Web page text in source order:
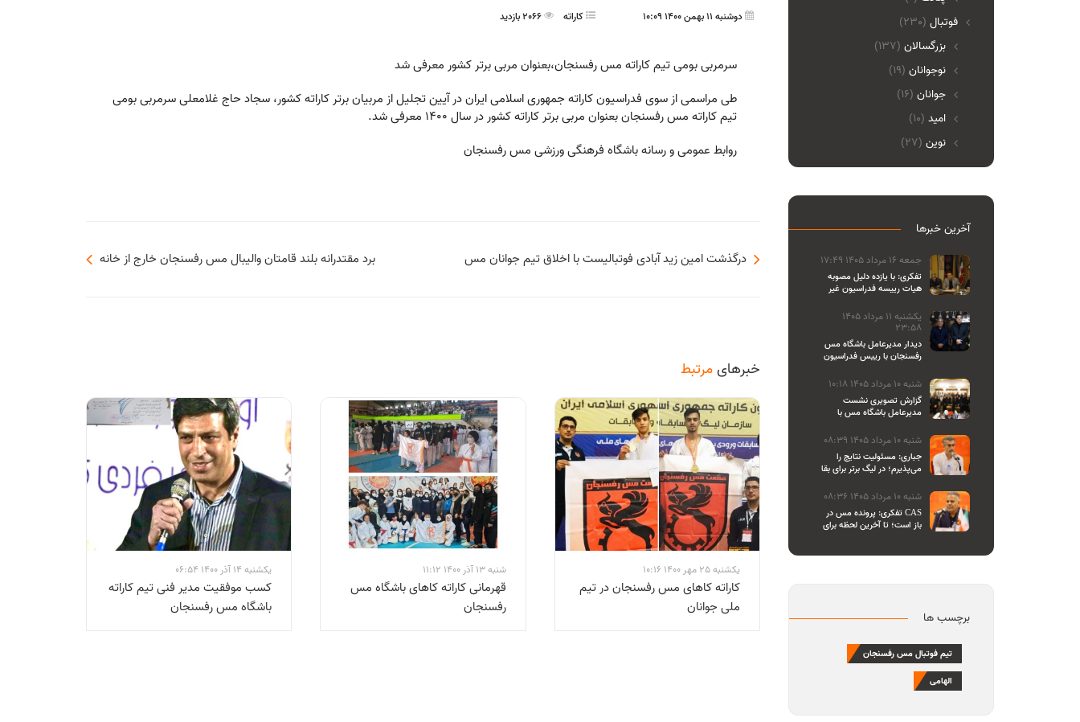
دوشنبه 11 بهمن 1400 10:09 کاراته 2066 بازدید
سرمربی بومی تيم كاراته مس رفسنجان،بعنوان مربی برتر كشور معرفی شد
طی مراسمی از سوی فدراسيون كاراته جمهوری اسلامی ايران در آيين تجليل از مربيان برتر كاراته كشور، سجاد حاج غلامعلی سرمربی بومی
تيم كاراته مس رفسنجان بعنوان مربی برتر كاراته كشور در سال 1400 معرفی شد.
روابط عمومی و رسانه باشگاه فرهنگی ورزشی مس رفسنجان
برد مقتدرانه بلند قامتان والیبال مس رفسنجان خارج از خانه درگذشت امین زید آبادی فوتبالیست با اخلاق تیم جوانان مس
خبرهایمرتبط
یکشنبه 25 مهر 1400 10:16
کاراته کاهای مس رفسنجان در تیم
ملی جوانان
شنبه 13 آذر 1400 11:12
قهرمانی کاراته کاهای باشگاه مس
رفسنجان
یکشنبه 14 آذر 1400 06:54
کسب موفقیت مدیر فنی تیم کاراته
باشگاه مس رفسنجان
(230) فوتبال
بزرگسالان (137)
نوجوانان (19)
جوانان (16)
امید (10)
نوین (27)
آخرین خبرها
جمعه 16 مرداد 1405 17:49
تفکری: با یازده دلیل مصوبه
هیات رییسه فدراسیون غیر
یکشنبه 11 مرداد 1405
23:58
دیدار مدیرعامل باشگاه مس
رفسنجان با رییس فدراسیون
شنبه 10 مرداد 1405 10:18
گزارش تصویری نشست
مدیرعامل باشگاه مس با
شنبه 10 مرداد 1405 08:39
جباری: مسئولیت نتایج را
می‌پذیرم؛ در لیگ برتر برای بقا
می‌جنگیم
شنبه 10 مرداد 1405 08:36
تفکری: پرونده مس در CAS
باز است؛ تا آخرین لحظه برای
برچسب ها
تیم فوتبال مس رفسنجان
الهامی